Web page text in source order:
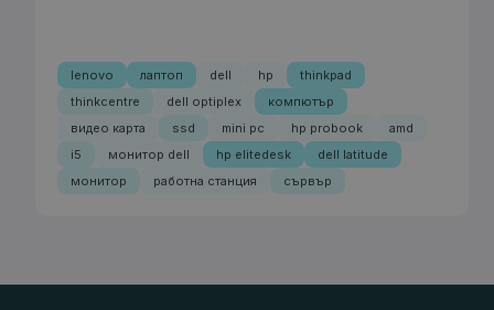
lenovo лаптоп dell hp
thinkpad
thinkcentre
dell optiplex
компютър
видео карта
ssd mini pc hp probook
amd
i5
монитор dell hp elitedesk
dell latitude
монитор
работна станция сървър